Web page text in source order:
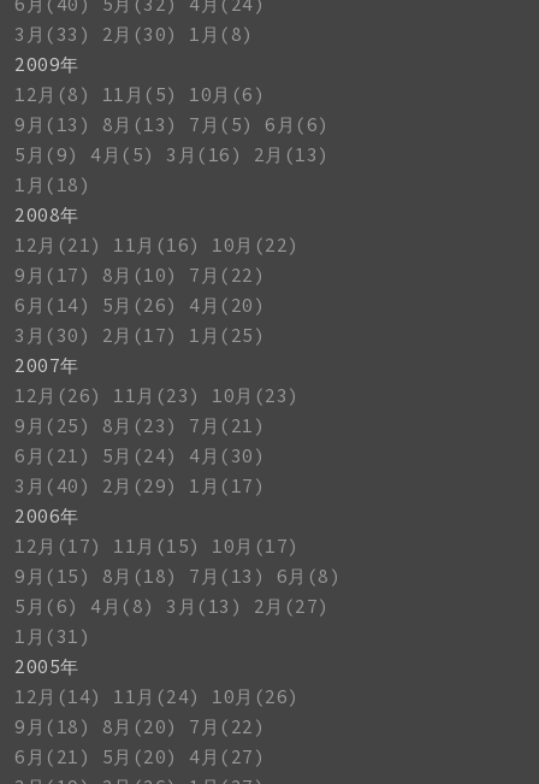
3月(33)
2月(30)
1月(8)
2009年
12月(8)
11月(5)
10月(6)
9月(13)
8月(13) 7月(5)
6月(6)
5月(9)
4月(5) 3月(16)
2月(13)
1月(18)
2008年
12月(21)
11月(16)
10月(22)
9月(17)
8月(10)
7月(22)
6月(14)
5月(26)
4月(20)
3月(30)
2月(17)
1月(25)
2007年
12月(26)
11月(23)
10月(23)
9月(25)
8月(23)
7月(21)
6月(21)
5月(24)
4月(30)
3月(40)
2月(29)
1月(17)
2006年
12月(17)
11月(15)
10月(17)
9月(15)
8月(18) 7月(13)
6月(8)
5月(6)
4月(8) 3月(13)
2月(27)
1月(31)
2005年
12月(14)
11月(24)
10月(26)
9月(18)
8月(20)
7月(22)
6月(21)
5月(20)
4月(27)